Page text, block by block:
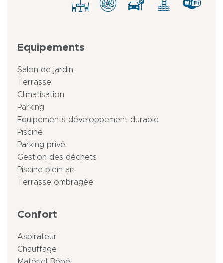
Equipements
Salon de jardin
Terrasse
Climatisation
Parking
Equipements développement durable
Piscine
Parking privé
Gestion des déchets
Piscine plein air
Terrasse ombragée
Confort
Aspirateur
Chauffage